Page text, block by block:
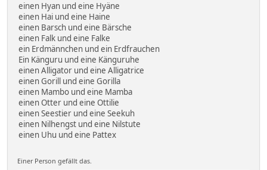
einen Hyan und eine Hyäne
einen Hai und eine Haine
einen Barsch und eine Bärsche
einen Falk und eine Falke
ein Erdmännchen und ein Erdfrauchen
Ein Känguru und eine Känguruhe
einen Alligator und eine Alligatrice
einen Gorill und eine Gorilla
einen Mambo und eine Mamba
einen Otter und eine Ottilie
einen Seestier und eine Seekuh
einen Nilhengst und eine Nilstute
einen Uhu und eine Pattex
Einer Person gefällt das.